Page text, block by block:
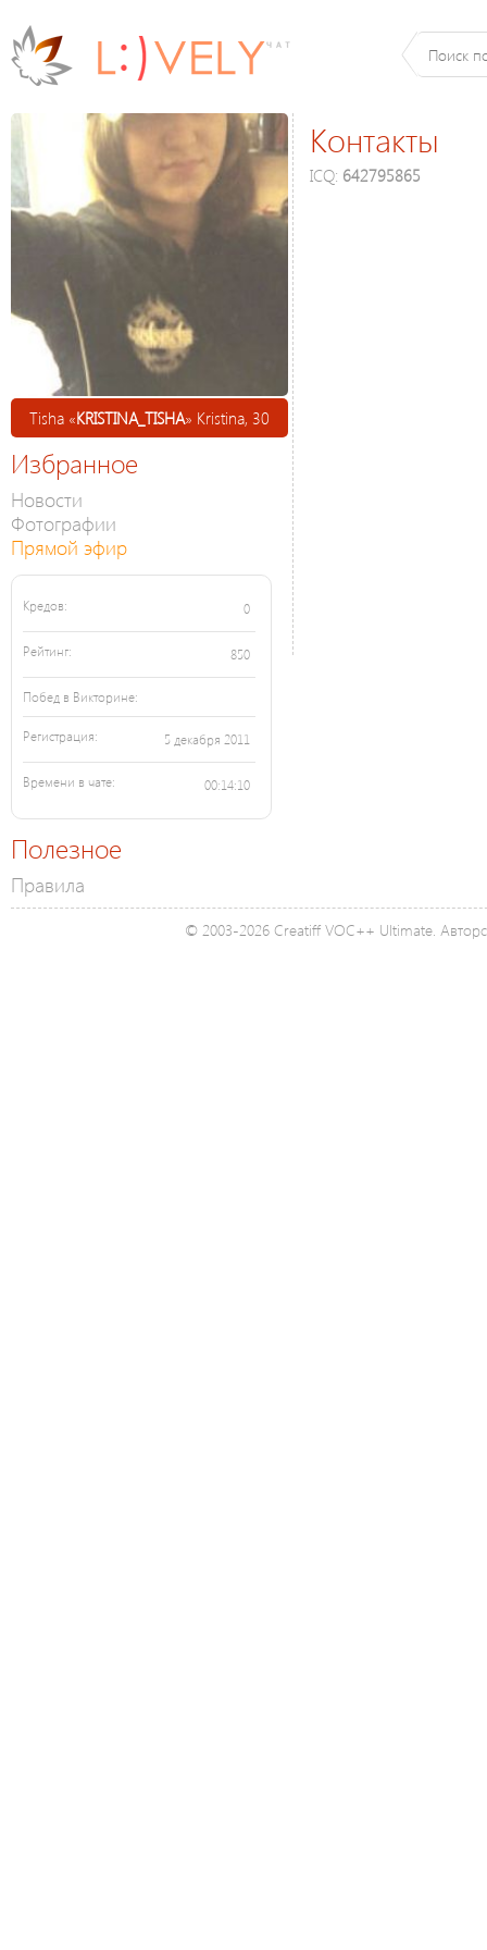
Tisha «KRISTINA_TISHA» Kristina, 30
Избранное
Новости
Фотографии
Прямой эфир
Кредов: 0
Рейтинг: 850
Побед в Викторине:
Регистрация: 5 декабря 2011
Времени в чате: 00:14:10
Полезное
Правила
Контакты
ICQ: 642795865
© 2003-2026 Creatiff VOC++ Ultimate.